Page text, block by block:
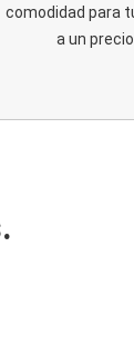
comodidad para
a un